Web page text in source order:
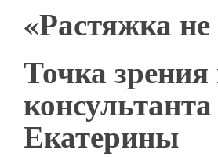
«Растяжка
Точка зрения
консультанта
Екатерины